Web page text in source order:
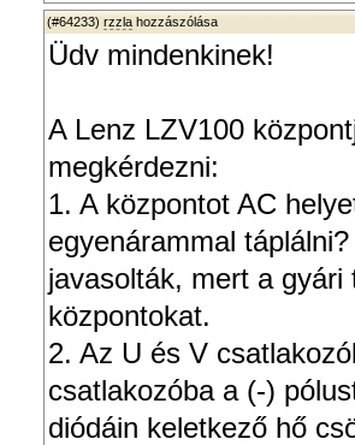
(#64233) rzzla hozzászólása
Üdv mindenkinek!
A Lenz LZV100
megkérdezni:
1. A központot AC
egyenárammal
javasolták, mert a
központokat.
2. Az U és V
csatlakozóba a (-)
diódáin keletkező hő